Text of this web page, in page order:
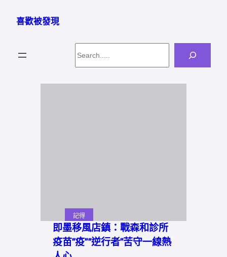
喜歡被發現
記得
即墨移風店鎮：戰森和診所
疫苗“疫”“逆行者”苦守一線熱